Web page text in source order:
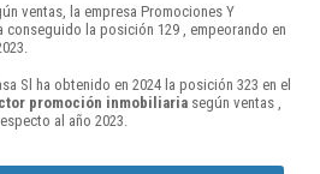
ventas, la empresa Promociones Y
conseguido la posición 129 , empeorando en
Sl ha obtenido en 2024 la posición 323 en el
promoción inmobiliaria según ventas ,
al año 2023.